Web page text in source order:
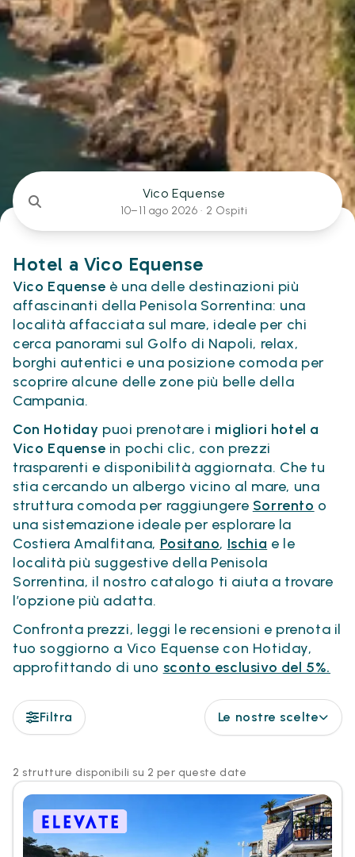
Vico Equense
10–11 ago 2026 · 2 Ospiti
Hotel a Vico Equense
Vico Equense è una delle destinazioni più
affascinanti della Penisola Sorrentina: una
località affacciata sul mare, ideale per chi
cerca panorami sul Golfo di Napoli, relax,
borghi autentici e una posizione comoda per
scoprire alcune delle zone più belle della
Campania.
Con Hotiday puoi prenotare i migliori hotel a
Vico Equense in pochi clic, con prezzi
trasparenti e disponibilità aggiornata. Che tu
stia cercando un albergo vicino al mare, una
struttura comoda per raggiungere Sorrento o
una sistemazione ideale per esplorare la
Costiera Amalfitana, Positano, Ischia e le
località più suggestive della Penisola
Sorrentina, il nostro catalogo ti aiuta a trovare
l’opzione più adatta.
Confronta prezzi, leggi le recensioni e prenota il
tuo soggiorno a Vico Equense con Hotiday,
approfittando di uno sconto esclusivo del 5%.
Filtra Le nostre scelte
2 strutture disponibili su 2 per queste date